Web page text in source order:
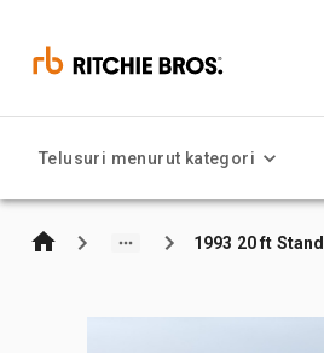
Telusuri menurut kategori
1993 20 ft